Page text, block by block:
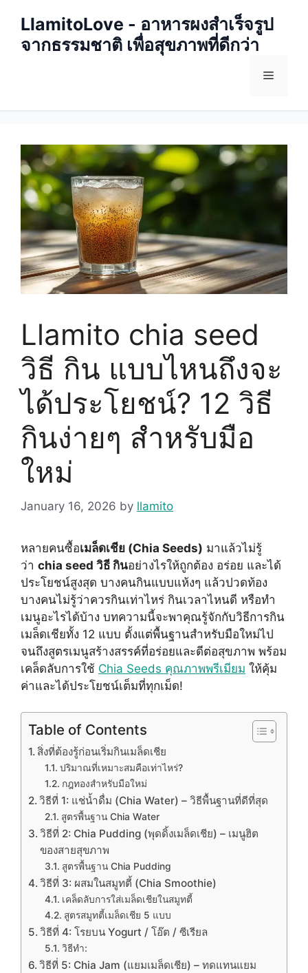
content
LlamitoLove - อาหารผงสำเร็จรูป
จากธรรมชาติ เพื่อสุขภาพที่ดีกว่า
Menu
Llamito chia seed
วิธี กิน แบบไหนถึงจะ
ได้ประโยชน์? 12 วิธี
กินง่ายๆ สำหรับมือ
ใหม่
January 16, 2026 by llamito
หลายคนซื้อเมล็ดเชีย (Chia Seeds) มาแล้วไม่รู้
ว่า chia seed วิธี กินอย่างไรให้ถูกต้อง อร่อย และได้
ประโยชน์สูงสุด บางคนกินแบบแห้งๆ แล้วปวดท้อง
บางคนไม่รู้ว่าควรกินเท่าไหร่ กินเวลาไหนดี หรือทำ
เมนูอะไรได้บ้าง บทความนี้จะพาคุณรู้จักกับวิธีการกิน
เมล็ดเชียทั้ง 12 แบบ ตั้งแต่พื้นฐานสำหรับมือใหม่ไป
จนถึงสูตรเมนูสร้างสรรค์ที่อร่อยและดีต่อสุขภาพ พร้อม
เคล็ดลับการใช้ Chia Seeds คุณภาพพรีเมียม ให้คุ้ม
ค่าและได้ประโยชน์เต็มที่ทุกเม็ด!
Table of Contents
สิ่งที่ต้องรู้ก่อนเริ่มกินเมล็ดเชีย
ปริมาณที่เหมาะสมคือเท่าไหร่?
กฎทองสำหรับมือใหม่
วิธีที่ 1: แช่น้ำดื่ม (Chia Water) – วิธีพื้นฐานที่ดีที่สุด
สูตรพื้นฐาน Chia Water
วิธีที่ 2: Chia Pudding (พุดดิ้งเมล็ดเชีย) – เมนูฮิต
ของสายสุขภาพ
สูตรพื้นฐาน Chia Pudding
วิธีที่ 3: ผสมในสมูทตี้ (Chia Smoothie)
เคล็ดลับการใส่เมล็ดเชียในสมูทตี้
สูตรสมูทตี้เมล็ดเชีย 5 แบบ
วิธีที่ 4: โรยบน Yogurt / โอ๊ต / ซีเรียล
วิธีทำ:
วิธีที่ 5: Chia Jam (แยมเมล็ดเชีย) – ทดแทนแยม